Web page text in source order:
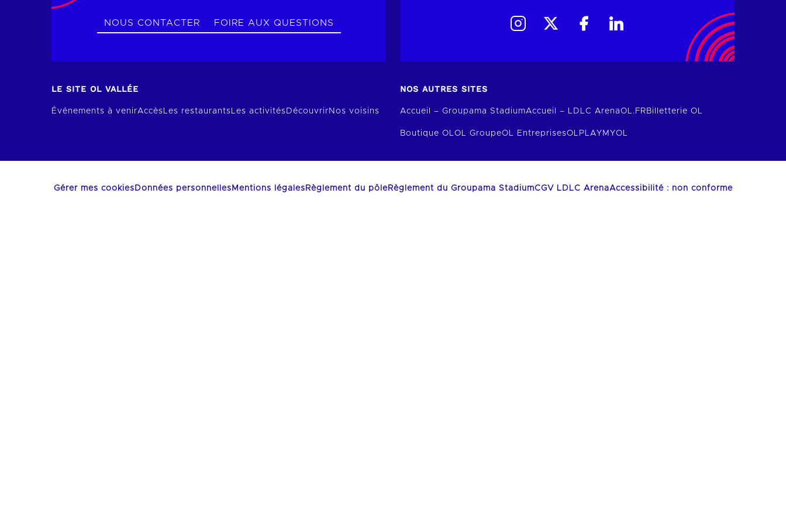
NOUS CONTACTER FOIRE AUX QUESTIONS
LE SITE OL VALLÉE
Événements à venirAccèsLes restaurantsLes activités Découvrir Nos voisins
NOS AUTRES SITES
Accueil – Groupama StadiumAccueil – LDLC ArenaOL.FR Billetterie OL
Boutique OLOL GroupeOL EntreprisesOLPLAY MYOL
Gérer mes cookies Données personnelles Mentions légales Règlement du pôleRèglement du Groupama StadiumCGV LDLC ArenaAccessibilité : non conforme